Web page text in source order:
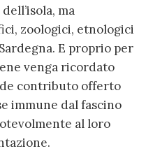
ma
zoologici, etnologici
E proprio per
venga ricordato
contributo offerto
immune dal fascino
al loro